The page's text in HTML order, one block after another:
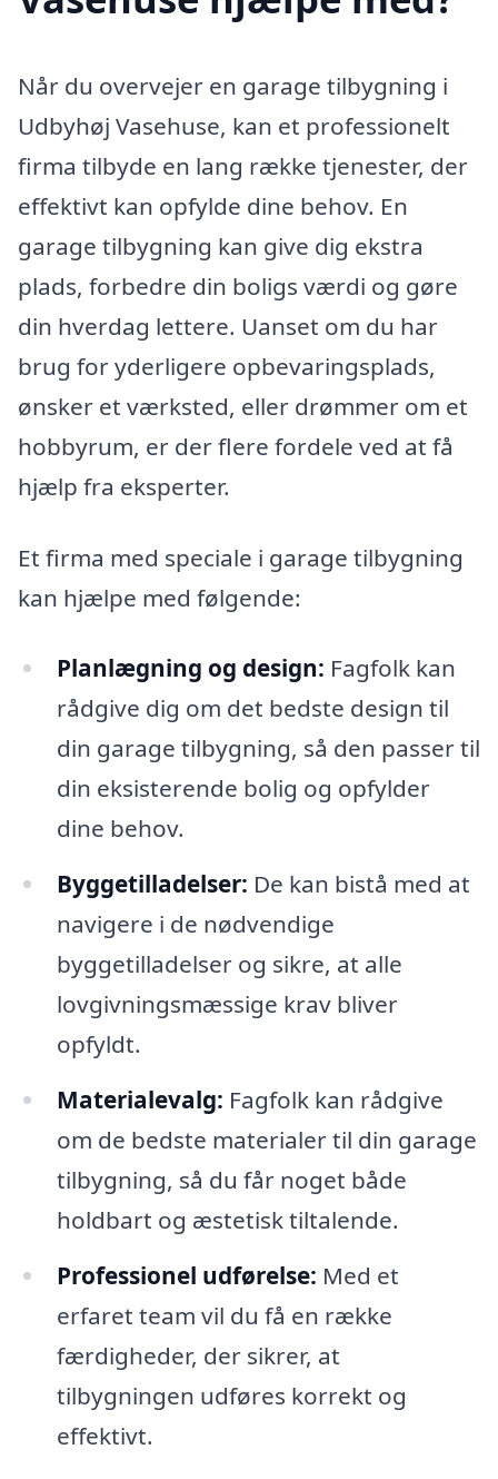
Når du overvejer en garage tilbygning i
Udbyhøj Vasehuse, kan et professionelt
firma tilbyde en lang række tjenester, der
effektivt kan opfylde dine behov. En
garage tilbygning kan give dig ekstra
plads, forbedre din boligs værdi og gøre
din hverdag lettere. Uanset om du har
brug for yderligere opbevaringsplads,
ønsker et værksted, eller drømmer om et
hobbyrum, er der flere fordele ved at få
hjælp fra eksperter.
Et firma med speciale i garage tilbygning
kan hjælpe med følgende:
Planlægning og design: Fagfolk kan
rådgive dig om det bedste design til
din garage tilbygning, så den passer til
din eksisterende bolig og opfylder
dine behov.
Byggetilladelser: De kan bistå med at
navigere i de nødvendige
byggetilladelser og sikre, at alle
lovgivningsmæssige krav bliver
opfyldt.
Materialevalg: Fagfolk kan rådgive
om de bedste materialer til din garage
tilbygning, så du får noget både
holdbart og æstetisk tiltalende.
Professionel udførelse: Med et
erfaret team vil du få en række
færdigheder, der sikrer, at
tilbygningen udføres korrekt og
effektivt.